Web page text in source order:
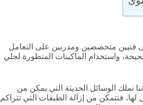
فنيين متخصصين ومدربين على التعامل
واستخدام الماكينات المتطورة لجلي
نملك الوسائل الحديثة التي يمكن من
لها، فتتمكن من إزالة الطبقات التي تتراكم